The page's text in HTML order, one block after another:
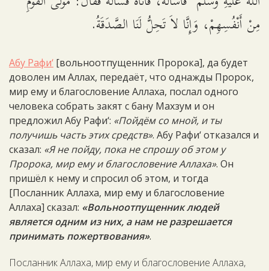
مِنْ أَنْفُسِهِمْ، وَإِنَّا لاَ تَحِلُّ لَنَا الصَّدَقَةُ.
Абу Рафи‘ [вольноотпущенник Пророка], да будет
доволен им Аллах, передаёт, что однажды Пророк,
мир ему и благословение Аллаха, послал одного
человека собрать закят с бану Махзум и он
предложил Абу Рафи‘: «Пойдём со мной, и ты
получишь часть этих средств». Абу Рафи‘ отказался и
сказал: «Я не пойду, пока не спрошу об этом у
Пророка, мир ему и благословение Аллаха». Он
пришёл к нему и спросил об этом, и тогда
[Посланник Аллаха, мир ему и благословение
Аллаха] сказал: «Вольноотпущенник людей
является одним из них, а нам не разрешается
принимать пожертвования».
Посланник Аллаха, мир ему и благословение Аллаха,